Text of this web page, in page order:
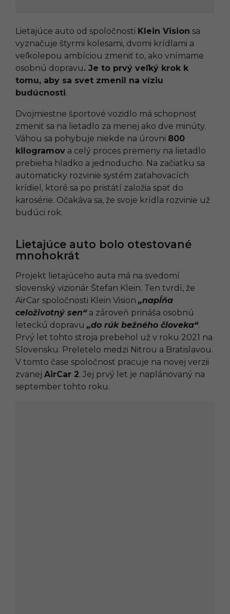
Lietajúce auto od spoločnosti Klein Vision sa
vyznačuje štyrmi kolesami, dvomi krídlami a
veľkolepou ambíciou zmeniť to, ako vnímame
osobnú dopravu. Je to prvý veľký krok k
tomu, aby sa svet zmenil na víziu
budúcnosti.
Dvojmiestne športové vozidlo má schopnosť
zmeniť sa na lietadlo za menej ako dve minúty.
Váhou sa pohybuje niekde na úrovni 800
kilogramov a celý proces premeny na lietadlo
prebieha hladko a jednoducho. Na začiatku sa
automaticky rozvinie systém zaťahovacích
krídiel, ktoré sa po pristátí založia späť do
karosérie. Očakáva sa, že svoje krídla rozvinie už
budúci rok.
Lietajúce auto bolo otestované
mnohokrát
Projekt lietajúceho auta má na svedomí
slovenský vizionár Štefan Klein. Ten tvrdí, že
AirCar spoločnosti Klein Vision „napĺňa
celoživotný sen“a zároveň prináša osobnú
leteckú dopravu „do rúk bežného človeka“.
Prvý let tohto stroja prebehol už v roku 2021 na
Slovensku. Preletelo medzi Nitrou a Bratislavou.
V tomto čase spoločnosť pracuje na novej verzii
zvanej AirCar 2. Jej prvý let je naplánovaný na
september tohto roku.